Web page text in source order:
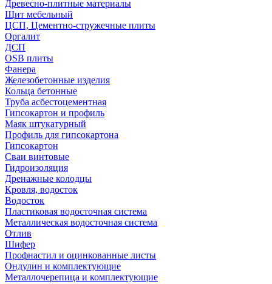
Древесно-плитные материалы
Щит мебельный
ЦСП, Цементно-стружечные плиты
Оргалит
ДСП
OSB плиты
Фанера
Железобетонные изделия
Кольца бетонные
Труба асбестоцементная
Гипсокартон и профиль
Маяк штукатурный
Профиль для гипсокартона
Гипсокартон
Сваи винтовые
Гидроизоляция
Дренажные колодцы
Кровля, водосток
Водосток
Пластиковая водосточная система
Металлическая водосточная система
Отлив
Шифер
Профнастил и оцинкованные листы
Ондулин и комплектующие
Металлочерепица и комплектующие